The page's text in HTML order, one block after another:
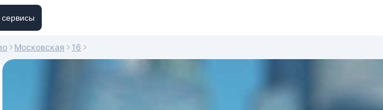
сервисы
Московская 16